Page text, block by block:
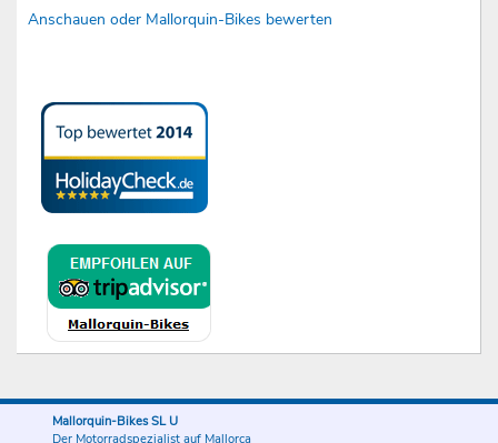
Anschauen oder Mallorquin-Bikes bewerten
Mallorquin-Bikes SL U
Der Motorradspezialist auf Mallorca